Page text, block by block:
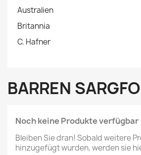
Australien
Britannia
C. Hafner
BARREN
Noch keine Produkte verfügbar
Bleiben Sie dran! Sobald weitere
hinzugefügt wurden, werden sie